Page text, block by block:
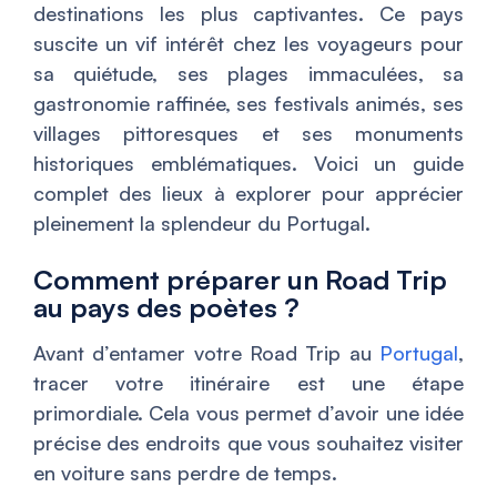
destinations les plus captivantes. Ce pays
suscite un vif intérêt chez les voyageurs pour
sa quiétude, ses plages immaculées, sa
gastronomie raffinée, ses festivals animés, ses
villages pittoresques et ses monuments
historiques emblématiques. Voici un guide
complet des lieux à explorer pour apprécier
pleinement la splendeur du Portugal.
Comment préparer un Road Trip
au pays des poètes ?
Avant d’entamer votre Road Trip au Portugal,
tracer votre itinéraire est une étape
primordiale. Cela vous permet d’avoir une idée
précise des endroits que vous souhaitez visiter
en voiture sans perdre de temps.